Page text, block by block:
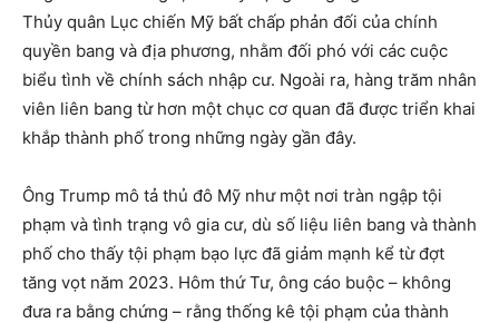
Thủy quân Lục chiến Mỹ bất chấp phản đối của chính
quyền bang và địa phương, nhằm đối phó với các cuộc
biểu tình về chính sách nhập cư. Ngoài ra, hàng trăm nhân
viên liên bang từ hơn một chục cơ quan đã được triển khai
khắp thành phố trong những ngày gần đây.
Ông Trump mô tả thủ đô Mỹ như một nơi tràn ngập tội
phạm và tình trạng vô gia cư, dù số liệu liên bang và thành
phố cho thấy tội phạm bạo lực đã giảm mạnh kể từ đợt
tăng vọt năm 2023. Hôm thứ Tư, ông cáo buộc – không
đưa ra bằng chứng – rằng thống kê tội phạm của thành